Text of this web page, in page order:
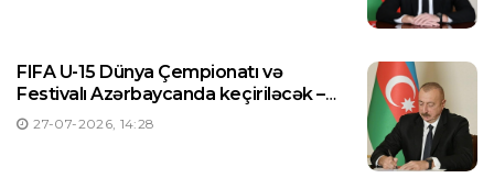
FIFA U-15 Dünya Çempionatı və
Festivalı Azərbaycanda keçiriləcək –
Prezident Sərəncam imzaladı
27-07-2026, 14:28